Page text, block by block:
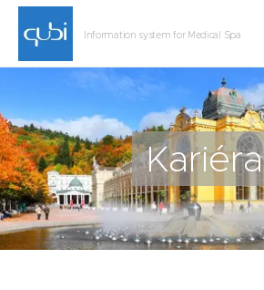
Information system for Medical Spa
Kariéra